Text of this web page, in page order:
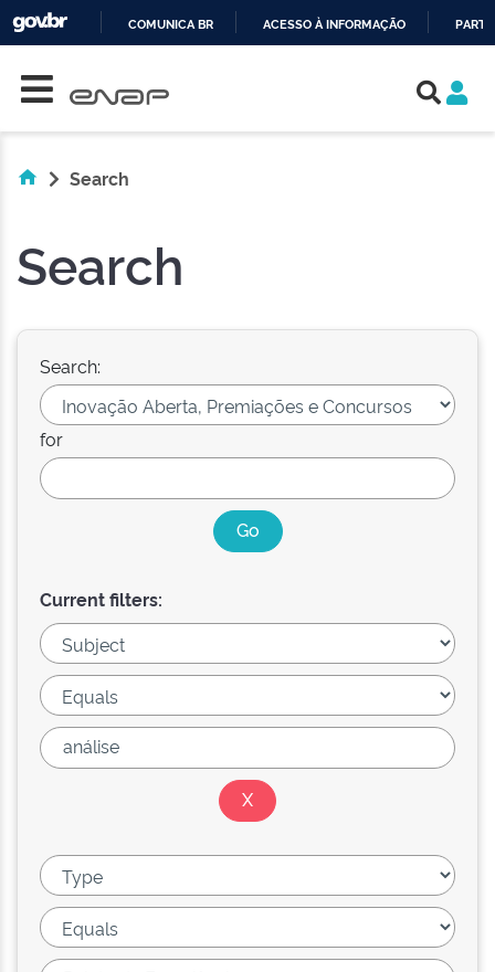
COMUNICA BR ACESSO À INFORMAÇÃO
Search
Search
Search:
for
Current filters: